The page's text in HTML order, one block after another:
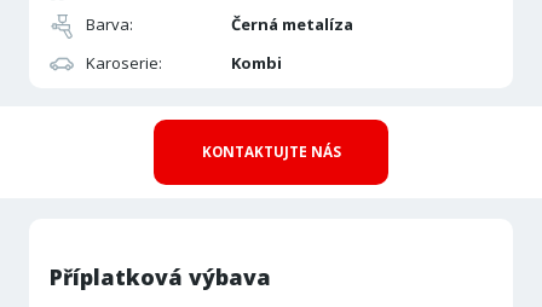
Barva:
Černá metalíza
Karoserie:
Kombi
KONTAKTUJTE NÁS
Příplatková výbava